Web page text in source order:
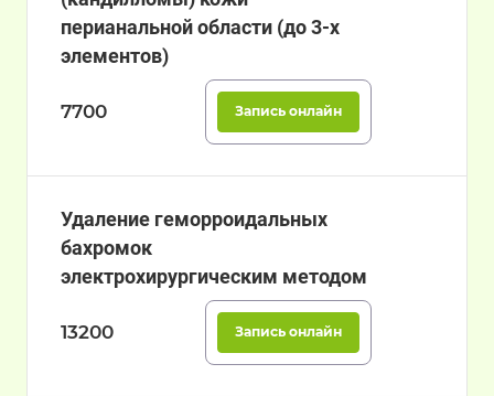
перианальной области (до 3-х
элементов)
7700 Запись онлайн
Удаление геморроидальных
бахромок
электрохирургическим методом
13200 Запись онлайн